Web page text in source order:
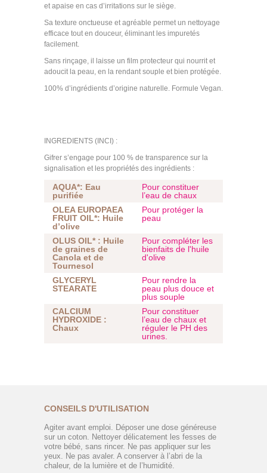
et apaise en cas d’irritations sur le siège.
Sa texture onctueuse et agréable permet un nettoyage
efficace tout en douceur, éliminant les impuretés
facilement.
Sans rinçage, il laisse un film protecteur qui nourrit et
adoucit la peau, en la rendant souple et bien protégée.
100% d’ingrédients d’origine naturelle. Formule Vegan.
INGREDIENTS (INCI) :
Gifrer s’engage pour 100 % de transparence sur la
signalisation et les propriétés des ingrédients :
AQUA*: Eau
purifiée
Pour constituer
l’eau de chaux
OLEA EUROPAEA
FRUIT OIL*: Huile
d’olive
Pour protéger la
peau
OLUS OIL* : Huile
de graines de
Canola et de
Tournesol
Pour compléter les
bienfaits de l'huile
d'olive
GLYCERYL
STEARATE
Pour rendre la
peau plus douce et
plus souple
CALCIUM
HYDROXIDE :
Chaux
Pour constituer
l’eau de chaux et
réguler le PH des
urines.
CONSEILS D'UTILISATION
Agiter avant emploi. Déposer une dose généreuse
sur un coton. Nettoyer délicatement les fesses de
votre bébé, sans rincer. Ne pas appliquer sur les
yeux. Ne pas avaler. A conserver à l’abri de la
chaleur, de la lumière et de l’humidité.